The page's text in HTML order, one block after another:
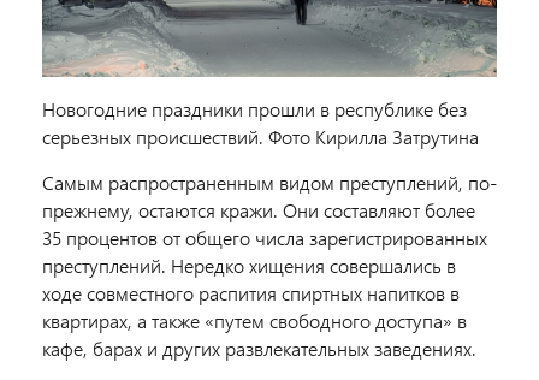
Новогодние праздники прошли в республике без
серьезных происшествий. Фото Кирилла Затрутина
Самым распространенным видом преступлений, по-
прежнему, остаются кражи. Они составляют более
35 процентов от общего числа зарегистрированных
преступлений. Нередко хищения совершались в
ходе совместного распития спиртных напитков в
квартирах, а также «путем свободного доступа» в
кафе, барах и других развлекательных заведениях.